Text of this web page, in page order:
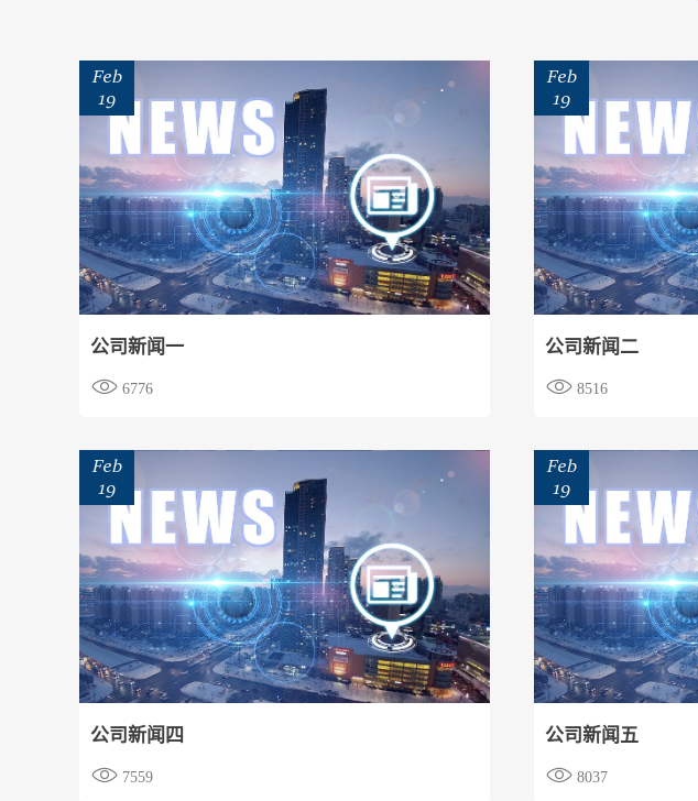
Feb
19
公司新闻一
 6776
Feb
19
公司新闻二
 8516
Feb
19
公司新闻四
 7559
Feb
19
公司新闻五
 8037